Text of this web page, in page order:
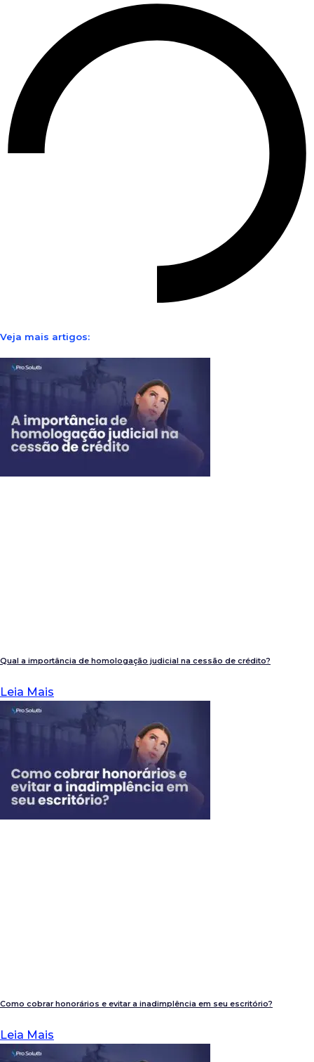
Veja mais artigos:
Qual a importância de homologação judicial na cessão de crédito?
Leia Mais
Como cobrar honorários e evitar a inadimplência em seu escritório?
Leia Mais